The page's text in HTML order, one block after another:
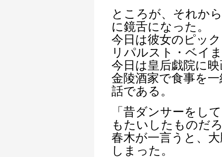
ところが、それか
に鏡舌になった。
今日は彼女のピッ
リパルスト・ベイ
今日は皇后戯院に
金陵酒家で食事を
話である。
「昔ダンサーをし
もたいしたものだ
春木が一言うと、
しまった。